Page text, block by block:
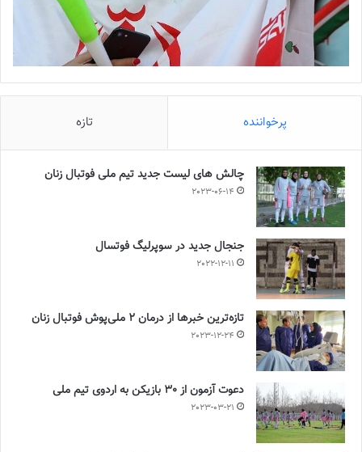
پرخواننده تازه
چالش هاى ليست جدید تيم ملى فوتبال زنان
2023-06-14
جنجال جدید در سوپرلیگ فوتسال
2022-12-11
تازه‌ترین خبرها از درمان ۲ ملی‌پوش فوتبال زنان
2023-12-24
دعوت آزمون از 30 بازیکن به اردوی تیم ملی
2023-03-21